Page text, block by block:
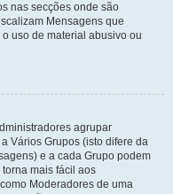
nas secções onde são
Mensagens que
uso de material abusivo ou
agrupar
Vários Grupos (isto difere da
e a cada Grupo podem
mais fácil aos
Moderadores de uma